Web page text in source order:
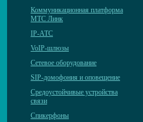
Коммуникационная платформа
МТС Линк
IP-АТС
VoIP-шлюзы
Сетевое оборудование
SIP-домофония и оповещение
Средоустойчивые устройства
связи
Спикерфоны